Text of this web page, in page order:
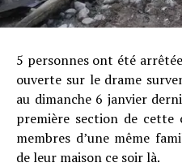
5 personnes ont été
ouverte sur le drame
au dimanche 6 janvier
première section de cette
membres d’une même
de leur maison ce soir là.